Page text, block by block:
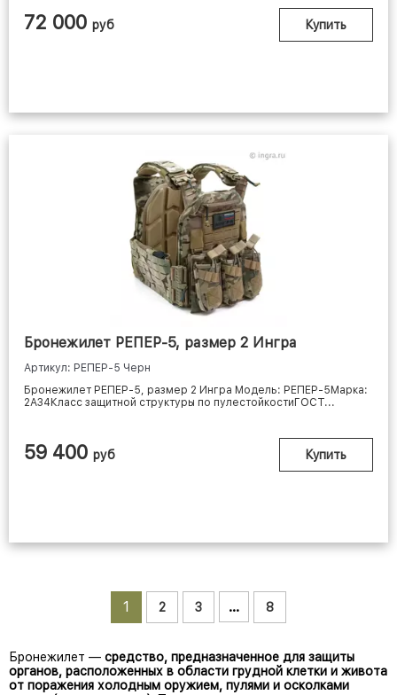
72 000 руб Купить
Бронежилет РЕПЕР-5, размер 2 Ингра
Артикул: РЕПЕР-5 Черн
Бронежилет РЕПЕР-5, размер 2 Ингра Модель: РЕПЕР-5Марка:
2А34Класс защитной структуры по пулестойкостиГОСТ...
59 400 руб Купить
1 2 3 … 8
Бронежилет — средство, предназначенное для защиты
органов, расположенных в области грудной клетки и живота
от поражения холодным оружием, пулями и осколками